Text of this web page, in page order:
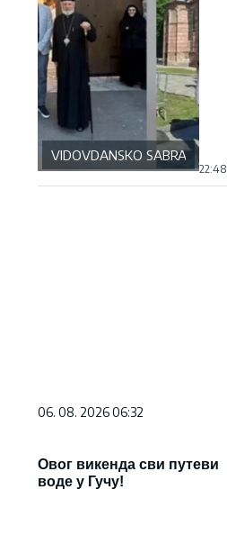
VIDOVDANSKO SABRANJE
22:48
06. 08. 2026 06:32
Овог викенда сви путеви
воде у Гучу!